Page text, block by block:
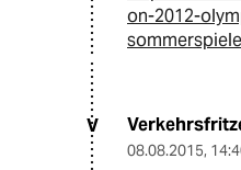
on-2012-
V
08.08.2015,